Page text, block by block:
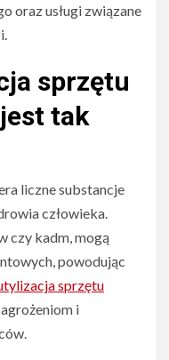
oraz usługi związane
sprzętu
tak
liczne substancje
człowieka.
czy kadm, mogą
powodując
sprzętu
i